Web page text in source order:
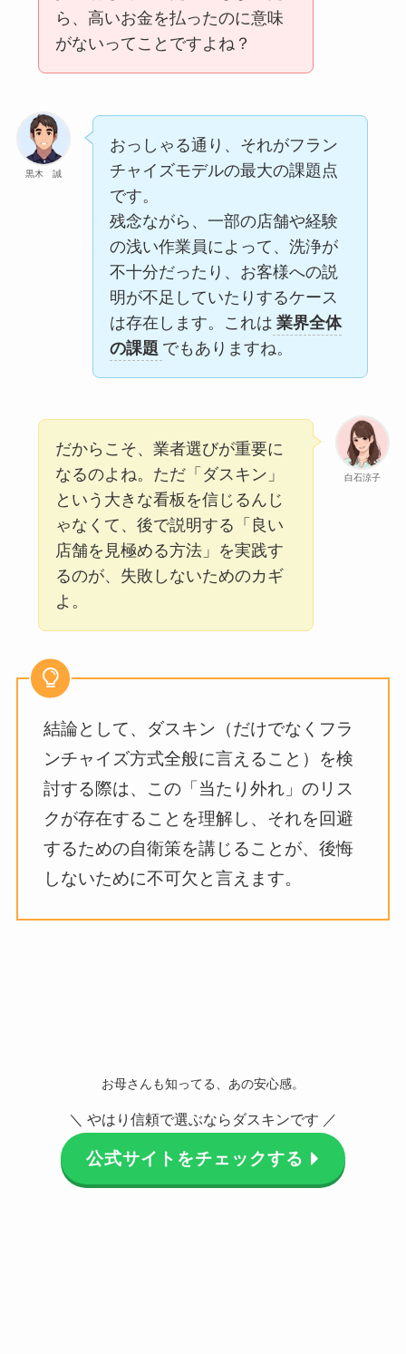
ら、高いお金を払ったのに意味
がないってことですよね？
黒木 誠
おっしゃる通り、それがフラン
チャイズモデルの最大の課題点
です。
残念ながら、一部の店舗や経験
の浅い作業員によって、洗浄が
不十分だったり、お客様への説
明が不足していたりするケース
は存在します。これは 業界全体
の課題 でもありますね。
白石涼子
だからこそ、業者選びが重要に
なるのよね。ただ「ダスキン」
という大きな看板を信じるんじ
ゃなくて、後で説明する「良い
店舗を見極める方法」を実践す
るのが、失敗しないためのカギ
よ。
結論として、ダスキン（だけでなくフラ
ンチャイズ方式全般に言えること）を検
討する際は、この「当たり外れ」のリス
クが存在することを理解し、それを回避
するための自衛策を講じることが、後悔
しないために不可欠と言えます。
お母さんも知ってる、あの安心感。
＼ やはり信頼で選ぶならダスキンです ／
公式サイトをチェックする